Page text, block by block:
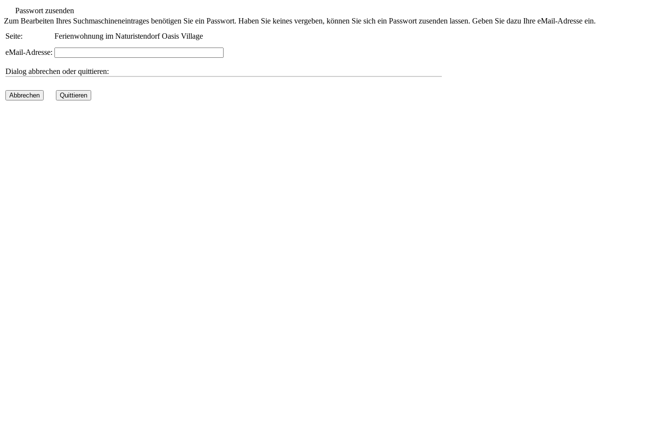
Passwort zusenden
Zum Bearbeiten Ihres Suchmaschineneintrages benötigen Sie ein Passwort. Haben Sie keines vergeben, können Sie sich ein Passwort zusenden lassen. Geben Sie dazu Ihre eMail-Adresse ein.
Seite:
Ferienwohnung im Naturistendorf Oasis Village
eMail-Adresse:
Dialog abbrechen oder quittieren:
Abbrechen Quittieren